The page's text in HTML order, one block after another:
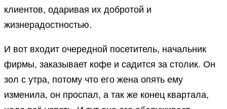
клиентов, одаривая их добротой и
жизнерадостностью.
И вот входит очередной посетитель, начальник
фирмы, заказывает кофе и садится за столик. Он
зол с утра, потому что его жена опять ему
изменила, он проспал, а так же конец квартала,